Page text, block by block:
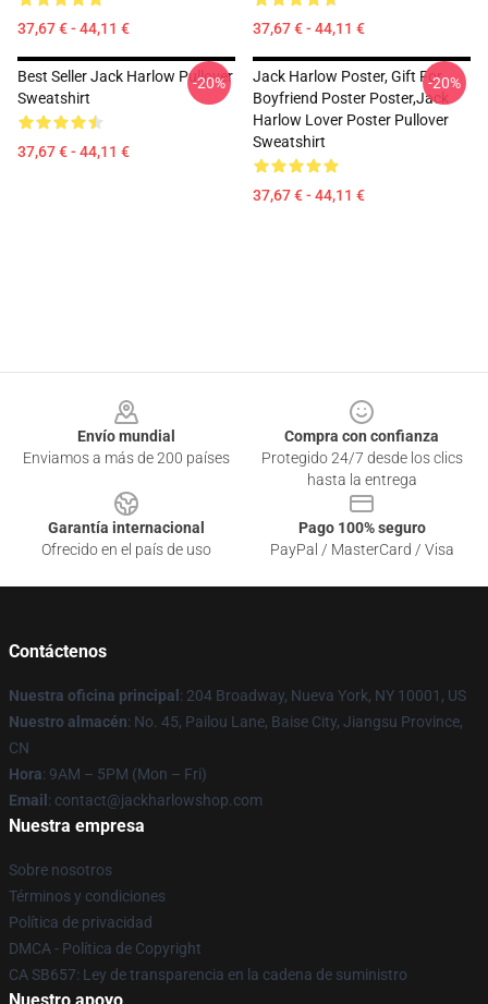
37,67 € - 44,11 € 37,67 € - 44,11 €
Best Seller Jack Harlow Pullover
Sweatshirt
37,67 € - 44,11 €
-20%
Jack Harlow Poster, Gift For
Boyfriend Poster Poster,Jack
Harlow Lover Poster Pullover
Sweatshirt
37,67 € - 44,11 €
-20%
Envío mundial
Enviamos a más de 200 países
Compra con confianza
Protegido 24/7 desde los clics
hasta la entrega
Garantía internacional
Ofrecido en el país de uso
Pago 100% seguro
PayPal / MasterCard / Visa
Contáctenos
Nuestra oficina principal : 204 Broadway, Nueva York, NY 10001, US
Nuestro almacén: No. 45, Pailou Lane, Baise City, Jiangsu Province,
CN
Hora: 9AM – 5PM (Mon – Fri)
Email : contact@jackharlowshop.com
Nuestra empresa
Sobre nosotros
Términos y condiciones
Política de privacidad
DMCA - Política de Copyright
CA SB657: Ley de transparencia en la cadena de suministro